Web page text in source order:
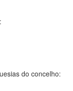
do concelho: